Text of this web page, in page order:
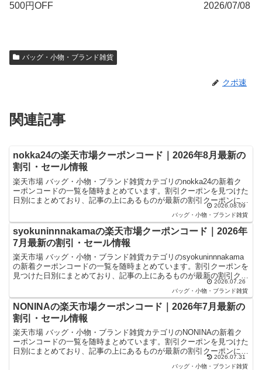
500円OFF 2026/07/08
バッグ・小物・ブランド雑貨
クポ速
関連記事
nokka24の楽天市場クーポンコード｜2026年8月最新の
割引・セール情報
楽天市場 バッグ・小物・ブランド雑貨カテゴリのnokka24の新着ク
ーポンコードの一覧を随時まとめています。割引クーポンを見つけた
日別にまとめており、記事の上にあるものが最新の割引クーポンにな
2026.08.09
バッグ・小物・ブランド雑貨
syokuninnnakamaの楽天市場クーポンコード｜2026年
7月最新の割引・セール情報
楽天市場 バッグ・小物・ブランド雑貨カテゴリのsyokuninnnakama
の新着クーポンコードの一覧を随時まとめています。割引クーポンを
見つけた日別にまとめており、記事の上にあるものが最新の割引クー
2026.07.26
バッグ・小物・ブランド雑貨
NONINAの楽天市場クーポンコード｜2026年7月最新の
割引・セール情報
楽天市場 バッグ・小物・ブランド雑貨カテゴリのNONINAの新着ク
ーポンコードの一覧を随時まとめています。割引クーポンを見つけた
日別にまとめており、記事の上にあるものが最新の割引クーポンにな
ります。楽天スーパーセールやお買い物マラソンなどキ...
2026.07.31
バッグ・小物・ブランド雑貨